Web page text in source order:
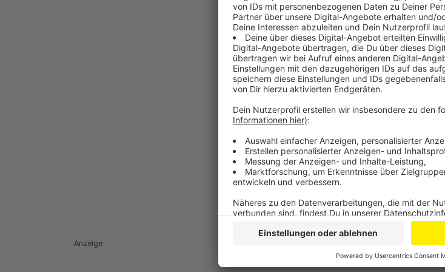
Zuerst wurden alle weiteren
Kreises eine weitere Person
laufen die Corona-Tests bei
arbeiten. Aktuell gibt es im
vier weniger als noch
Anzeige
Anzeige